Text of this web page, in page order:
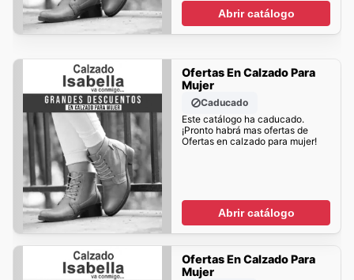
Abrir catálogo
Ofertas En Calzado Para
Mujer
Caducado
Este catálogo ha caducado.
¡Pronto habrá mas ofertas de
Ofertas en calzado para mujer!
Abrir catálogo
Ofertas En Calzado Para
Mujer